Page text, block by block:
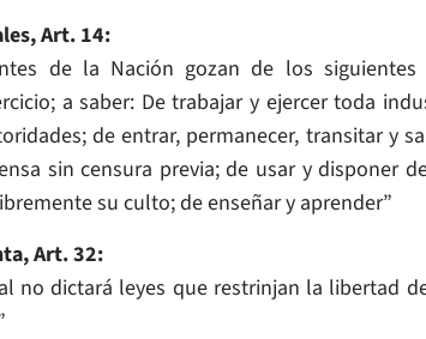
Art. 14:
de la Nación gozan de los
a saber: De trabajar y ejercer toda
de entrar, permanecer, transitar y
sin censura previa; de usar y disponer
su culto; de enseñar y aprender”
Art. 32:
no dictará leyes que restrinjan la libertad